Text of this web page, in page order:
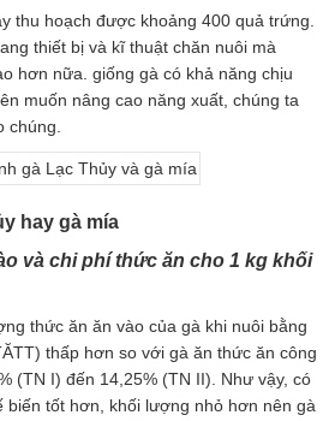
thu hoạch được khoảng 400 quả trứng.
thiết bị và kĩ thuật chăn nuôi mà
hơn nữa. giống gà có khả năng chịu
muốn nâng cao năng xuất, chúng ta
chúng.
hay gà mía
và chi phí thức ăn cho 1 kg khối
thức ăn ăn vào của gà khi nuôi bằng
thấp hơn so với gà ăn thức ăn công
(TN I) đến 14,25% (TN II). Như vậy, có
biến tốt hơn, khối lượng nhỏ hơn nên gà